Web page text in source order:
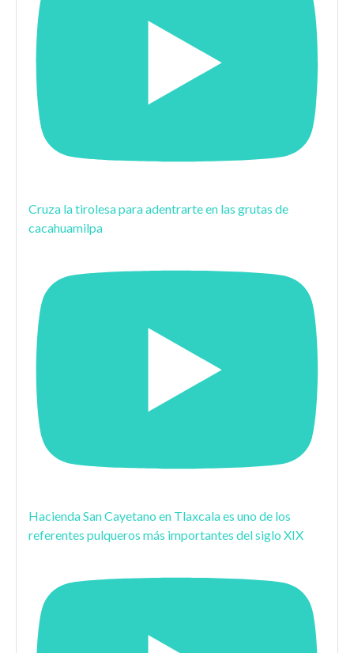
Cruza la tirolesa para adentrarte en las grutas de
cacahuamilpa
Hacienda San Cayetano en Tlaxcala es uno de los
referentes pulqueros más importantes del siglo XIX